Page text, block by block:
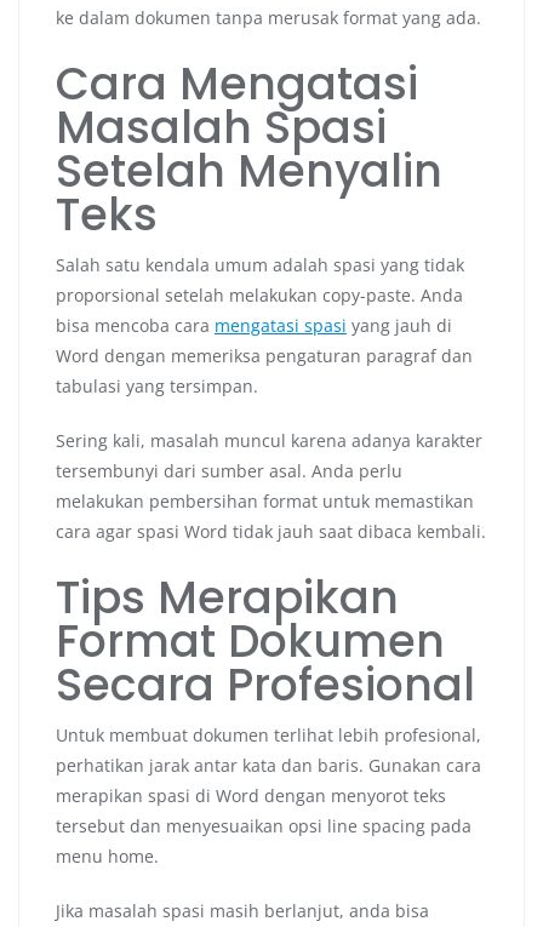
ke dalam dokumen tanpa merusak format yang ada.
Cara Mengatasi
Masalah Spasi
Setelah Menyalin
Teks
Salah satu kendala umum adalah spasi yang tidak
proporsional setelah melakukan copy-paste. Anda
bisa mencoba cara mengatasi spasi yang jauh di
Word dengan memeriksa pengaturan paragraf dan
tabulasi yang tersimpan.
Sering kali, masalah muncul karena adanya karakter
tersembunyi dari sumber asal. Anda perlu
melakukan pembersihan format untuk memastikan
cara agar spasi Word tidak jauh saat dibaca kembali.
Tips Merapikan
Format Dokumen
Secara Profesional
Untuk membuat dokumen terlihat lebih profesional,
perhatikan jarak antar kata dan baris. Gunakan cara
merapikan spasi di Word dengan menyorot teks
tersebut dan menyesuaikan opsi line spacing pada
menu home.
Jika masalah spasi masih berlanjut, anda bisa